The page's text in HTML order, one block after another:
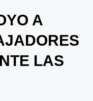
A
LAS